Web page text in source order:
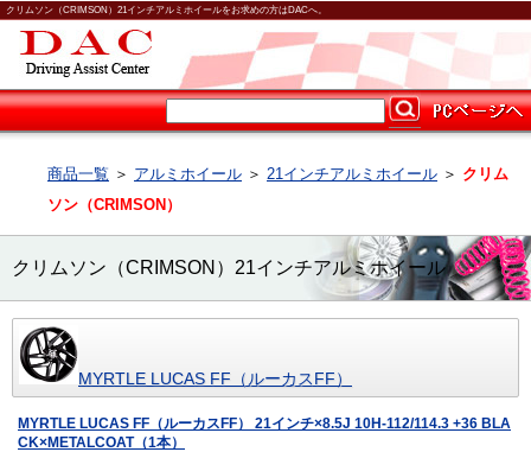
クリムソン（CRIMSON）21インチアルミホイールをお求めの方はDACへ。
商品一覧 ＞ アルミホイール ＞ 21インチアルミホイール ＞ クリム
ソン（CRIMSON）
クリムソン（CRIMSON）21インチアルミホイール
MYRTLE LUCAS FF（ルーカスFF）
MYRTLE LUCAS FF（ルーカスFF） 21インチ×8.5J 10H-112/114.3 +36 BLA
CK×METALCOAT（1本）